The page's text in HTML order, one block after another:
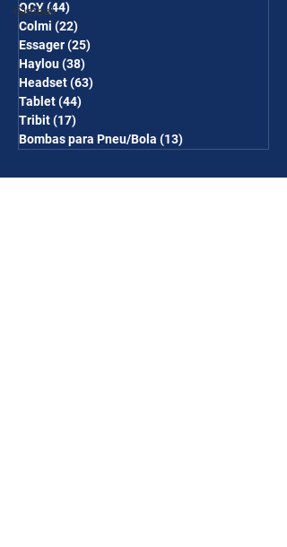
Gimbal
QCY(44)
Colmi (22)
Essager(25)
Haylou(38)
Headset(63)
Tablet(44)
Tribit(17)
Bombas para Pneu/Bola (13)